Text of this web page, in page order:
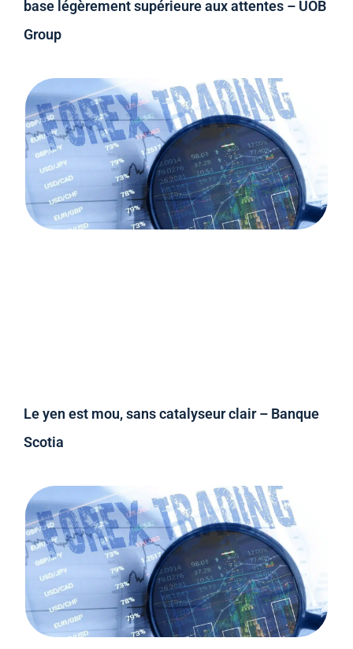
base légèrement supérieure aux attentes – UOB
Group
Le yen est mou, sans catalyseur clair – Banque
Scotia